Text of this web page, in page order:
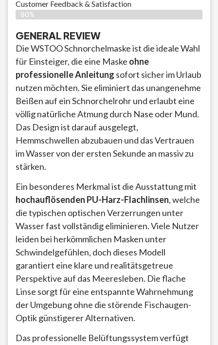
Customer Feedback & Satisfaction​
90%
GENERAL REVIEW
Die WSTOO Schnorchelmaske ist die ideale Wahl
für Einsteiger, die eine Maske ohne
professionelle Anleitung sofort sicher im Urlaub
nutzen möchten. Sie eliminiert das unangenehme
Beißen auf ein Schnorchelrohr und erlaubt eine
völlig natürliche Atmung durch Nase oder Mund.
Das Design ist darauf ausgelegt,
Hemmschwellen abzubauen und das Vertrauen
im Wasser von der ersten Sekunde an massiv zu
stärken.
Ein besonderes Merkmal ist die Ausstattung mit
hochauflösenden PU-Harz-Flachlinsen, welche
die typischen optischen Verzerrungen unter
Wasser fast vollständig eliminieren. Viele Nutzer
leiden bei herkömmlichen Masken unter
Schwindelgefühlen, doch dieses Modell
garantiert eine klare und realitätsgetreue
Perspektive auf das Meeresleben. Die flache
Linse sorgt für eine entspannte Wahrnehmung
der Umgebung ohne die störende Fischaugen-
Optik günstigerer Alternativen.
Das professionelle Belüftungssystem verfügt